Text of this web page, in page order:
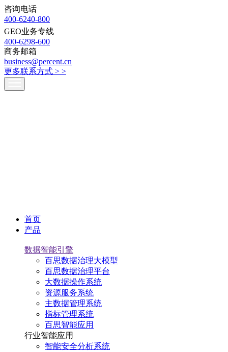
咨询电话
400-6240-800
GEO业务专线
400-6298-600
商务邮箱
business@percent.cn
更多联系方式 > >
首页
产品
数据智能引擎
百思数据治理大模型
百思数据治理平台
大数据操作系统
资源服务系统
主数据管理系统
指标管理系统
百思智能应用
行业智能应用
智能安全分析系统